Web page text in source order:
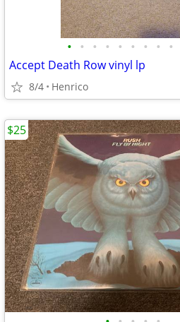
• • • • • • • • •
Accept Death Row vinyl lp
8/4 Henrico
$25